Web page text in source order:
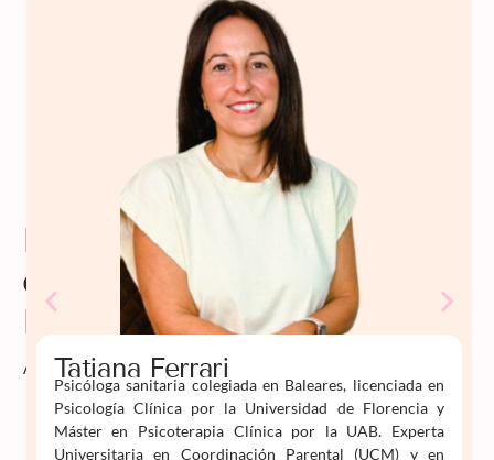
Profesorado
de
Psiko
Aprende
Tatiana Ferrari
Psicóloga sanitaria colegiada en Baleares, licenciada en
Psicología Clínica por la Universidad de Florencia y
Máster en Psicoterapia Clínica por la UAB. Experta
Universitaria en Coordinación Parental (UCM) y en